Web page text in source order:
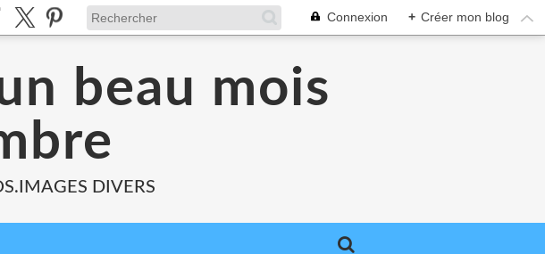
Connexion + Créer mon blog
beau mois
DIVERS